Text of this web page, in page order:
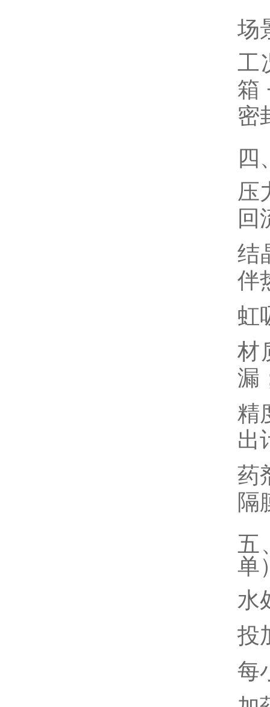
场
工
箱
密
四
压
回
结
伴
虹
材
漏
精
出
药
隔
五
单
水
投
每